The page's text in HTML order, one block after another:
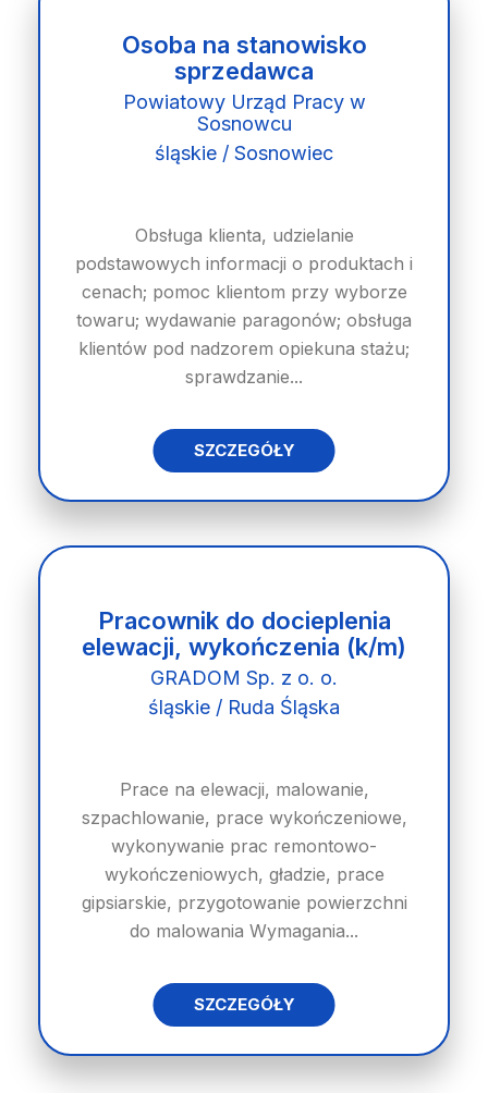
Osoba na stanowisko
sprzedawca
Powiatowy Urząd Pracy w
Sosnowcu
śląskie / Sosnowiec
Obsługa klienta, udzielanie
podstawowych informacji o produktach i
cenach; pomoc klientom przy wyborze
towaru; wydawanie paragonów; obsługa
klientów pod nadzorem opiekuna stażu;
sprawdzanie...
SZCZEGÓŁY
Pracownik do docieplenia
elewacji, wykończenia (k/m)
GRADOM Sp. z o. o.
śląskie / Ruda Śląska
Prace na elewacji, malowanie,
szpachlowanie, prace wykończeniowe,
wykonywanie prac remontowo-
wykończeniowych, gładzie, prace
gipsiarskie, przygotowanie powierzchni
do malowania Wymagania...
SZCZEGÓŁY